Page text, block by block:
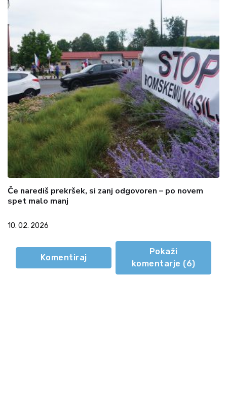
Če narediš prekršek, si zanj odgovoren – po novem
spet malo manj
10. 02. 2026
Komentiraj
Pokaži
komentarje (6)